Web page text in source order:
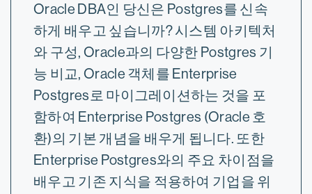
Oracle DBA인 당신은 Postgres를 신속
하게 배우고 싶습니까? 시스템 아키텍처
와 구성, Oracle과의 다양한 Postgres 기
능 비교, Oracle 객체를 Enterprise
Postgres로 마이그레이션하는 것을 포
함하여 Enterprise Postgres (Oracle 호
환)의 기본 개념을 배우게 됩니다. 또한
Enterprise Postgres와의 주요 차이점을
배우고 기존 지식을 적용하여 기업을 위